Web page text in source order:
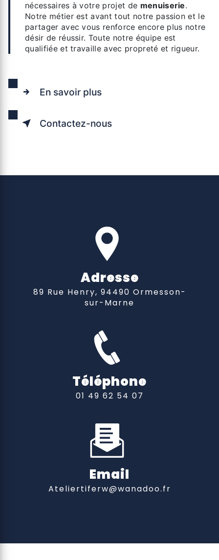
nécessaires à votre projet de menuiserie.
Notre métier est avant tout notre passion et le
partager avec vous renforce encore plus notre
désir de réussir. Toute notre équipe est
qualifiée et travaille avec propreté et rigueur.
En savoir plus
Contactez-nous
Adresse
89 Rue Henry, 94490 Ormesson-
sur-Marne
Téléphone
01 49 62 54 07
Email
ateliertiferw@wanadoo.fr